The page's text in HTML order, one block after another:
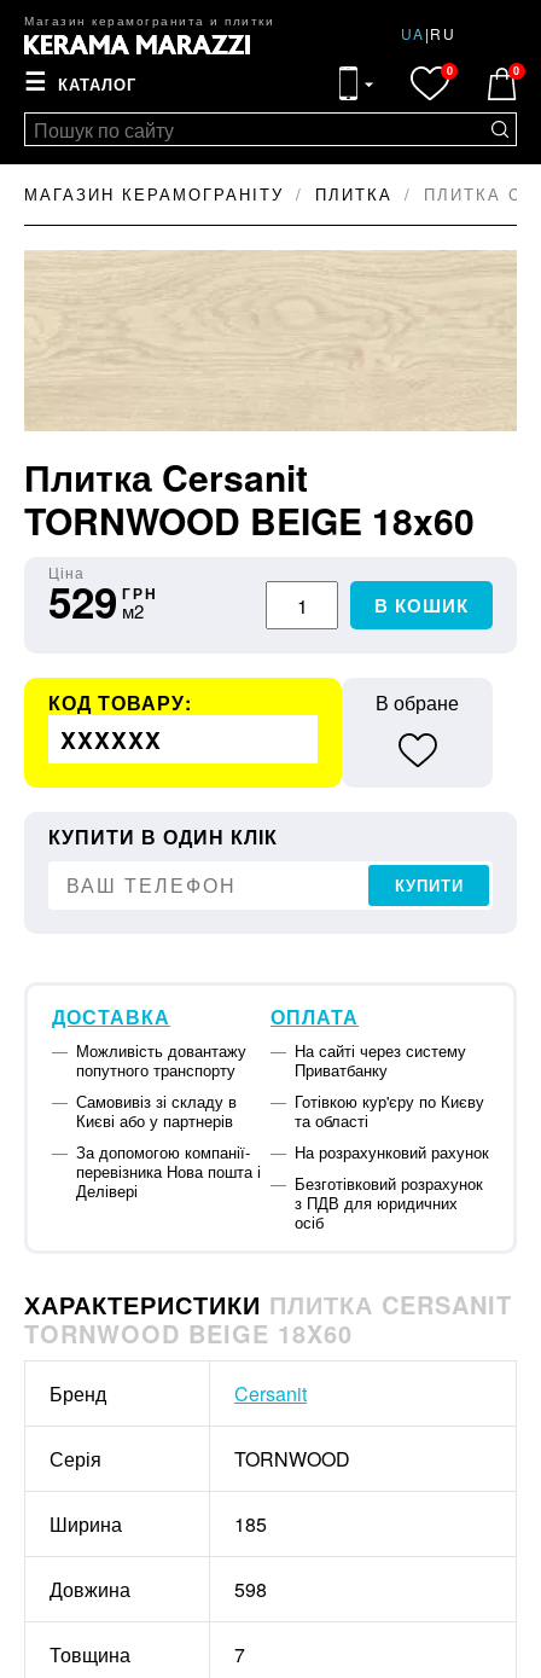
Магазин керамогранита и плитки
UA|RU
☰ КАТАЛОГ
0 0
МАГАЗИН КЕРАМОГРАНІТУ ПЛИТКА ПЛИТКА
Плитка Cersanit
TORNWOOD BEIGE 18x60
Ціна
529 ГРН
м2 В КОШИК
КОД ТОВАРУ:
XXXXXX
В обране
КУПИТИ В ОДИН КЛІК
КУПИТИ
ДОСТАВКА
Можливість довантажу
попутного транспорту
Самовивіз зі складу в
Києві або у партнерів
За допомогою компанії-
перевізника Нова пошта і
Делівері
ОПЛАТА
На сайті через систему
Приватбанку
Готівкою кур'єру по Києву
та області
На розрахунковий рахунок
Безготівковий розрахунок
з ПДВ для юридичних
осіб
ХАРАКТЕРИСТИКИ ПЛИТКА CERSANIT
TORNWOOD BEIGE 18X60
Бренд Cersanit
Серія TORNWOOD
Ширина 185
Довжина 598
Товщина 7